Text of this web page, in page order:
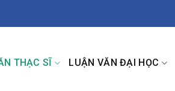
THẠC SĨ LUẬN VĂN ĐẠI HỌC